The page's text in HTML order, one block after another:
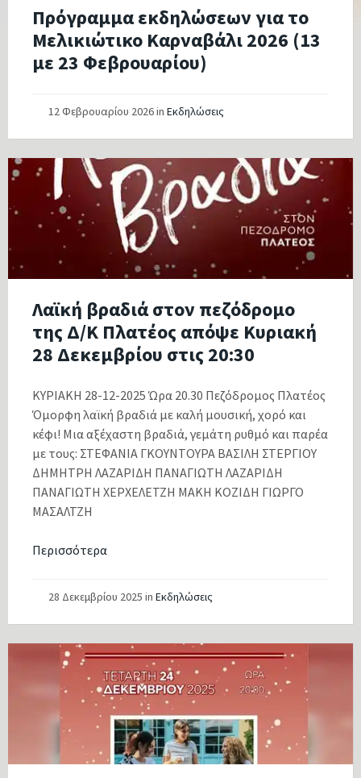
Πρόγραμμα εκδηλώσεων για το
Μελικιώτικο Καρναβάλι 2026 (13
με 23 Φεβρουαρίου)
12 Φεβρουαρίου 2026in Εκδηλώσεις
Λαϊκή βραδιά στον πεζόδρομο
της Δ/Κ Πλατέος απόψε Κυριακή
28 Δεκεμβρίου στις 20:30
ΚΥΡΙΑΚΗ 28-12-2025 Ώρα 20.30 Πεζόδρομος Πλατέος
Όμορφη λαϊκή βραδιά με καλή μουσική, χορό και
κέφι! Μια αξέχαστη βραδιά, γεμάτη ρυθμό και παρέα
με τους: ΣΤΕΦΑΝΙΑ ΓΚΟΥΝΤΟΥΡΑ ΒΑΣΙΛΗ ΣΤΕΡΓΙΟΥ
ΔΗΜΗΤΡΗ ΛΑΖΑΡΙΔΗ ΠΑΝΑΓΙΩΤΗ ΛΑΖΑΡΙΔΗ
ΠΑΝΑΓΙΩΤΗ ΧΕΡΧΕΛΕΤΖΗ ΜΑΚΗ ΚΟΖΙΔΗ ΓΙΩΡΓΟ
ΜΑΣΑΛΤΖΗ
Περισσότερα
28 Δεκεμβρίου 2025 in Εκδηλώσεις